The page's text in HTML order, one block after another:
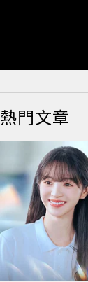
熱門文章